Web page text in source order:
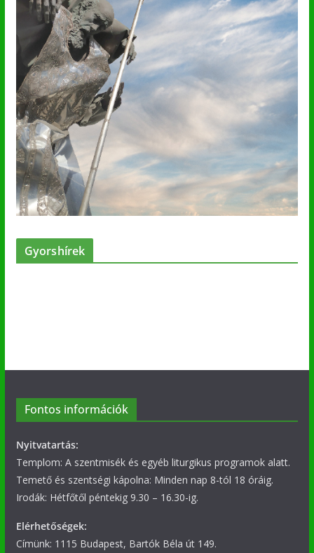
Gyorshírek
Fontos információk
Nyitvatartás:
Templom: A szentmisék és egyéb liturgikus programok alatt.
Temető és szentségi kápolna: Minden nap 8-tól 18 óráig.
Irodák: Hétfőtől péntekig 9.30 – 16.30-ig.
Elérhetőségek:
Címünk: 1115 Budapest, Bartók Béla út 149.